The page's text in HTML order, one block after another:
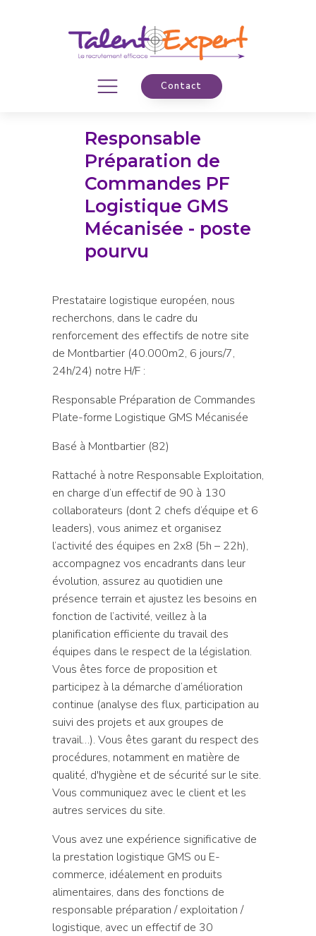
Contact
Responsable
Préparation de
Commandes PF
Logistique GMS
Mécanisée - poste
pourvu
Prestataire logistique européen, nous
recherchons, dans le cadre du
renforcement des effectifs de notre site
de Montbartier (40.000m2, 6 jours/7,
24h/24) notre H/F :
Responsable Préparation de Commandes
Plate-forme Logistique GMS Mécanisée
Basé à Montbartier (82)
Rattaché à notre Responsable Exploitation,
en charge d’un effectif de 90 à 130
collaborateurs (dont 2 chefs d’équipe et 6
leaders), vous animez et organisez
l’activité des équipes en 2x8 (5h – 22h),
accompagnez vos encadrants dans leur
évolution, assurez au quotidien une
présence terrain et ajustez les besoins en
fonction de l’activité, veillez à la
planification efficiente du travail des
équipes dans le respect de la législation.
Vous êtes force de proposition et
participez à la démarche d’amélioration
continue (analyse des flux, participation au
suivi des projets et aux groupes de
travail…). Vous êtes garant du respect des
procédures, notamment en matière de
qualité, d'hygiène et de sécurité sur le site.
Vous communiquez avec le client et les
autres services du site.
Vous avez une expérience significative de
la prestation logistique GMS ou E-
commerce, idéalement en produits
alimentaires, dans des fonctions de
responsable préparation / exploitation /
logistique, avec un effectif de 30